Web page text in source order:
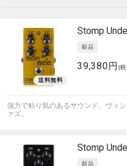
Stomp
39,380円 (
強力で粘り気のあるサウンド、ヴィ
ァズ。
Stomp